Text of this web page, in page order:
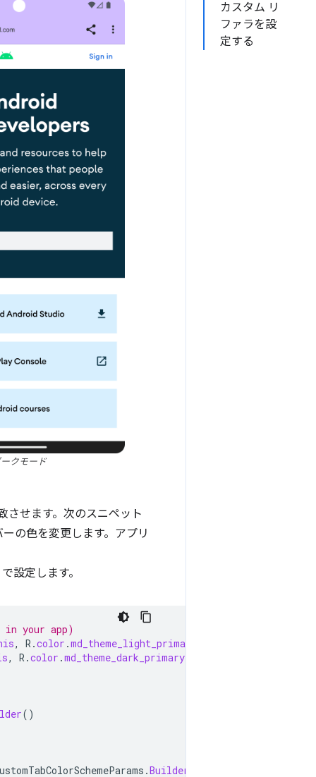
カスタム リ
ファラを設
定する
クモード
させます。次のスニペット
の色を変更します。アプリ
で設定します。
your app)
, R .color .md_theme_light_primary
, R .color .md_theme_dark_primary
()
.Builder